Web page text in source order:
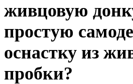
живцовую
простую
оснастку из
пробки?